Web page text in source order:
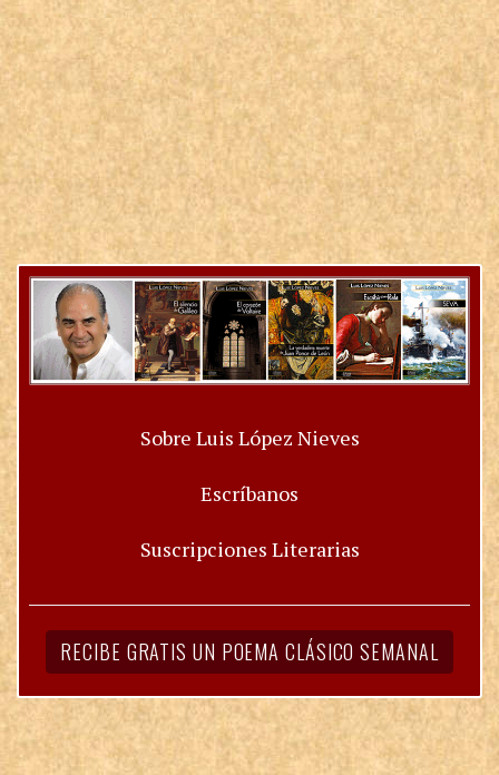
Sobre Luis López Nieves
Escríbanos
Suscripciones Literarias
RECIBE GRATIS UN POEMA CLÁSICO SEMANAL